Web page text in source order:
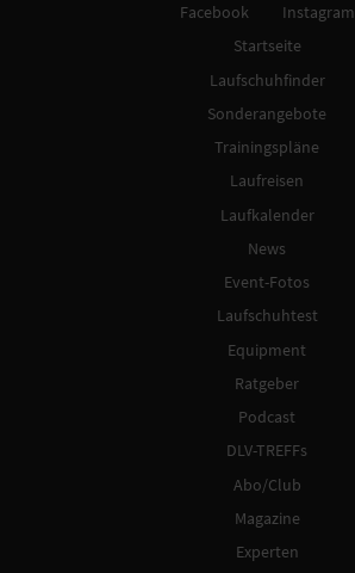
Facebook
Instagram
Startseite
Laufschuhfinder
Sonderangebote
Trainingspläne
Laufreisen
Laufkalender
News
Event-Fotos
Laufschuhtest
Equipment
Ratgeber
Podcast
DLV-TREFFs
Abo/Club
Magazine
Experten